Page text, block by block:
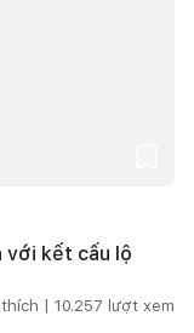
với kết cấu lộ
| 10.257 lượt xem